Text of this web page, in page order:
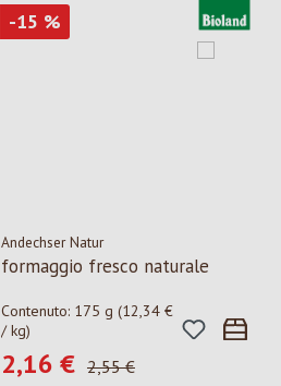
-15 Sconto
%
Andechser Natur
formaggio fresco naturale
Contenuto: 175 g (12,34 €
/ kg)
Prezzo di vendita:
2,16 € Prezzo normale:
2,55 €